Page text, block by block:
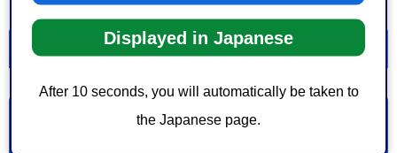
Displayed in Japanese
After 10 seconds, you will automatically be taken to
the Japanese page.
一覧を表示 カレンダーを表示
2025年12月